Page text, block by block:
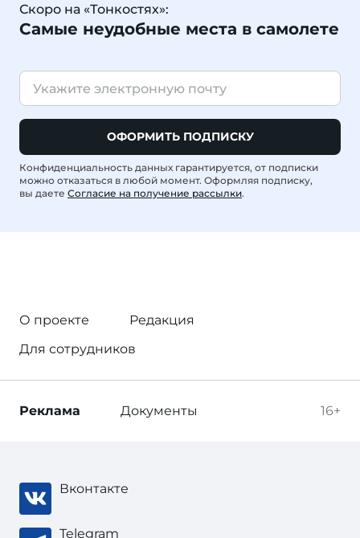
Скоро на «Тонкостях»:
Самые неудобные места в самолете
ОФОРМИТЬ ПОДПИСКУ
Конфиденциальность данных гарантируется, от подписки
можно отказаться в любой момент. Оформляя подписку,
вы даете Согласие на получение рассылки.
О проекте
Редакция
Для сотрудников
16+
Реклама Документы
Вконтакте
Telegram